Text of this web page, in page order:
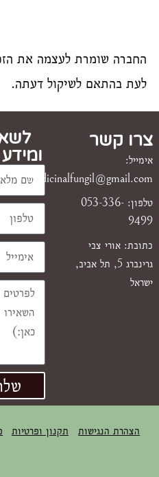
החברה שומרת לעצמה את
לעת בהתאם לשיקול דעתה.
צרו קשר
אימייל:
medicinalfungil@gmail.com
טלפון: 053-336-
9499
כתובת: אורי צבי
גרינברג 5, תל אביב,
ישראל
הצהרת הנגישות תקנון ופרטיות